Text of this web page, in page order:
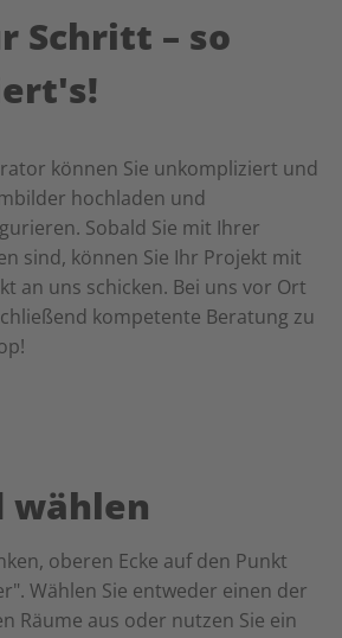
Schritt – so
können Sie unkompliziert und
hochladen und
Sobald Sie mit Ihrer
sind, können Sie Ihr Projekt mit
an uns schicken. Bei uns vor Ort
kompetente Beratung zu
wählen
oberen Ecke auf den Punkt
Wählen Sie entweder einen der
Räume aus oder nutzen Sie ein